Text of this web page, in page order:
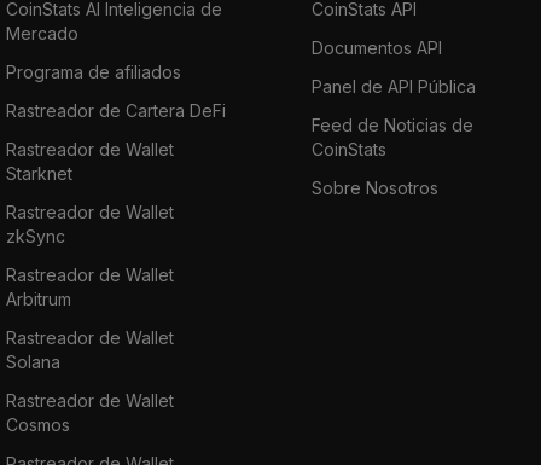
CoinStats AI Inteligencia de
Mercado
Programa de afiliados
Rastreador de Cartera DeFi
Rastreador de Wallet
Starknet
Rastreador de Wallet
zkSync
Rastreador de Wallet
Arbitrum
Rastreador de Wallet
Solana
Rastreador de Wallet
Cosmos
CoinStats API
Documentos API
Panel de API Pública
Feed de Noticias de
CoinStats
Sobre Nosotros